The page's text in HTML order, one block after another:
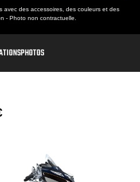
avec des accessoires, des couleurs et des
- Photo non contractuelle.
PHOTOS